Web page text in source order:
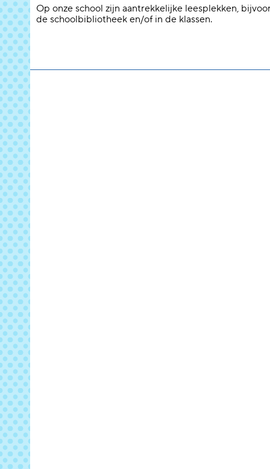
Op onze school zijn aantrekkelijke leesplekken,
de schoolbibliotheek en/of in de klassen.